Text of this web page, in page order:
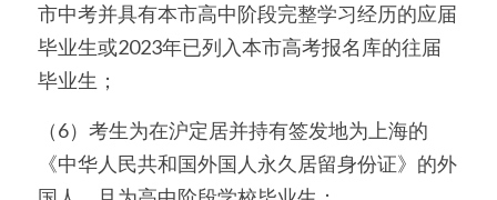
市中考并具有本市高中阶段完整学习经历的应届
毕业生或2023年已列入本市高考报名库的往届
毕业生；
（6）考生为在沪定居并持有签发地为上海的
《中华人民共和国外国人永久居留身份证》的外